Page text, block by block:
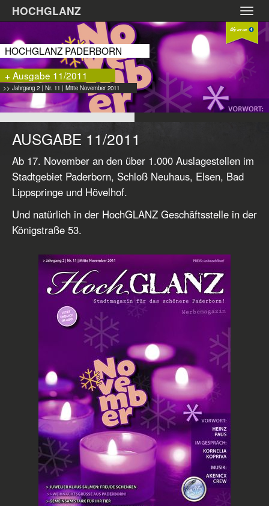
Zum
Hauptinhalt
HOCHGLANZ
HOCHGLANZ PADERBORN
+ Ausgabe 11/2011
>> Jahrgang 2 | Nr. 11 | Mitte November 2011
AUSGABE 11/2011
Ab 17. November an den über 1.000 Auslagestellen im
Stadtgebiet Paderborn, Schloß Neuhaus, Elsen, Bad
Lippspringe und Hövelhof.
Und natürlich in der HochGLANZ Geschäftsstelle in der
Königstraße 53.